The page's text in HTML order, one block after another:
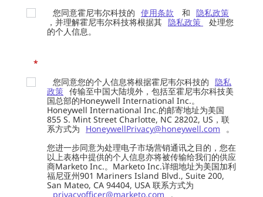
您同意霍尼韦尔科技的 使用条款 和 隐私政策
，并理解霍尼韦尔科技将根据其 隐私政策
处理您
的个人信息。
*
您同意您的个人信息将根据霍尼韦尔科技的 隐私
政策 传输至中国大陆境外，包括至霍尼韦尔科技美
国总部的Honeywell International Inc.。
Honeywell International Inc.的邮寄地址为美国
855 S. Mint Street Charlotte, NC 28202, US，联
系方式为
HoneywellPrivacy@honeywell.com
。
您进一步同意为处理电子市场营销通讯之目的，您在
以上表格中提供的个人信息亦将被传输给我们的供应
商Marketo Inc.。Marketo Inc.详细地址为美国加利
福尼亚州901 Mariners Island Blvd., Suite 200,
San Mateo, CA 94404, USA 联系方式为
privacyofficer@marketo.com
。